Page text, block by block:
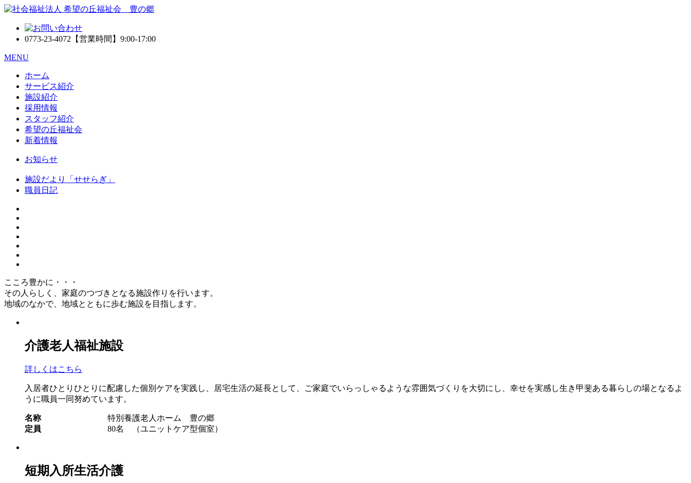
0773-23-4072 【営業時間】9:00-17:00
MENU
ホーム
サービス紹介
施設紹介
採用情報
スタッフ紹介
希望の丘福祉会
新着情報
お知らせ
施設だより「せせらぎ」
職員日記
こころ豊かに・・・
その人らしく、家庭のつづきとなる施設作りを行います。
地域のなかで、地域とともに歩む施設を目指します。
介護老人福祉施設
詳しくはこちら
入居者ひとりひとりに配慮した個別ケアを実践し、居宅生活の延長として、ご家庭でいらっしゃるような雰囲気づくりを大切にし、幸せを実感し生き甲斐ある暮らしの場となるよ
うに職員一同努めています。
名称
特別養護老人ホーム 豊の郷
定員
80名 （ユニットケア型個室）
短期入所生活介護